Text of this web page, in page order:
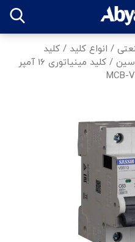
/ انواع کلید / کلید
/
کلید مینیاتوری 16 آمپر